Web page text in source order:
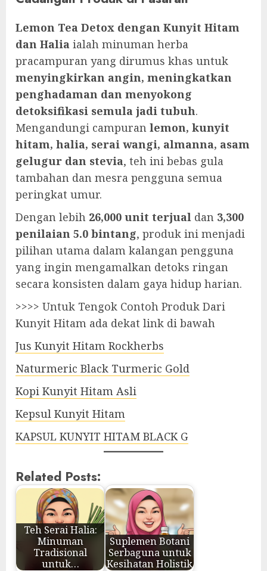
Lemon Tea Detox dengan Kunyit Hitam
dan Halia ialah minuman herba
pracampuran yang dirumus khas untuk
menyingkirkan angin, meningkatkan
penghadaman dan menyokong
detoksifikasi semula jadi tubuh.
Mengandungi campuran lemon, kunyit
hitam, halia, serai wangi, almanna, asam
gelugur dan stevia, teh ini bebas gula
tambahan dan mesra pengguna semua
peringkat umur.
Dengan lebih 26,000 unit terjual dan 3,300
penilaian 5.0 bintang, produk ini menjadi
pilihan utama dalam kalangan pengguna
yang ingin mengamalkan detoks ringan
secara konsisten dalam gaya hidup harian.
>>>> Untuk Tengok Contoh Produk Dari
Kunyit Hitam ada dekat link di bawah
Jus Kunyit Hitam Rockherbs
Naturmeric Black Turmeric Gold
Kopi Kunyit Hitam Asli
Kepsul Kunyit Hitam
KAPSUL KUNYIT HITAM BLACK G
Related Posts:
Teh Serai Halia:
Minuman
Tradisional
untuk…
Suplemen Botani
Serbaguna untuk
Kesihatan Holistik